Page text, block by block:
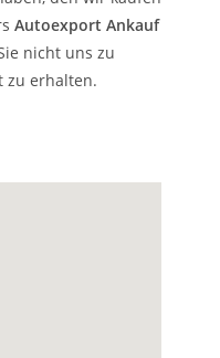
Autoexport Ankauf
nicht uns zu
zu erhalten.